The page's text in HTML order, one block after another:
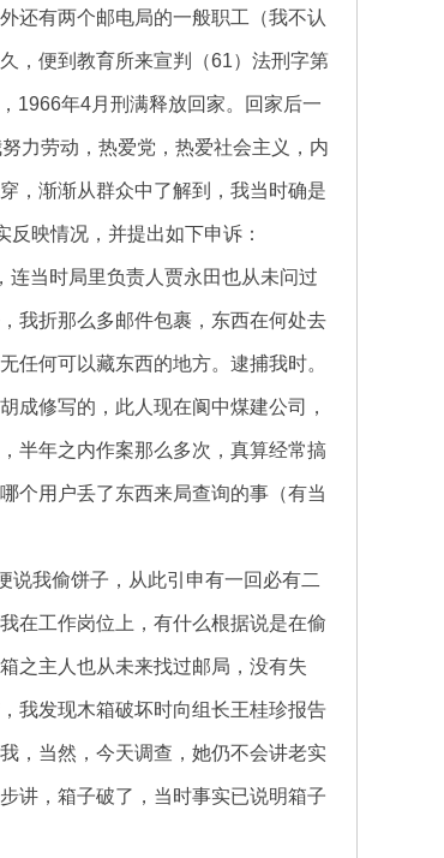
还有两个邮电局的一般职工（我不认
，便到教育所来宣判（61）法刑字第
1966年4月刑满释放回家。回家后一
力劳动，热爱党，热爱社会主义，内
，渐渐从群众中了解到，我当时确是
映情况，并提出如下申诉：
当时局里负责人贾永田也从未问过
我折那么多邮件包裹，东西在何处去
任何可以藏东西的地方。逮捕我时。
成修写的，此人现在阆中煤建公司，
半年之内作案那么多次，真算经常搞
个用户丢了东西来局查询的事（有当
说我偷饼子，从此引申有一回必有二
在工作岗位上，有什么根据说是在偷
之主人也从未来找过邮局，没有失
我发现木箱破坏时向组长王桂珍报告
，当然，今天调查，她仍不会讲老实
讲，箱子破了，当时事实已说明箱子